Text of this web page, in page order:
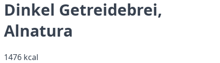
Dinkel Getreidebrei,
Alnatura
1476 kcal